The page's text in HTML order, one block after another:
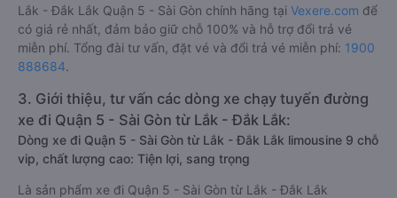
Lắk - Đắk Lắk Quận 5 - Sài Gòn chính hãng tại Vexere.com để
có giá rẻ nhất, đảm bảo giữ chỗ 100% và hỗ trợ đổi trả vé
miễn phí. Tổng đài tư vấn, đặt vé và đổi trả vé miễn phí: 1900
888684.
3. Giới thiệu, tư vấn các dòng xe chạy tuyến đường
xe đi Quận 5 - Sài Gòn từ Lắk - Đắk Lắk:
Dòng xe đi Quận 5 - Sài Gòn từ Lắk - Đắk Lắk limousine 9 chỗ
vip, chất lượng cao: Tiện lợi, sang trọng
Là sản phẩm xe đi Quận 5 - Sài Gòn từ Lắk - Đắk Lắk